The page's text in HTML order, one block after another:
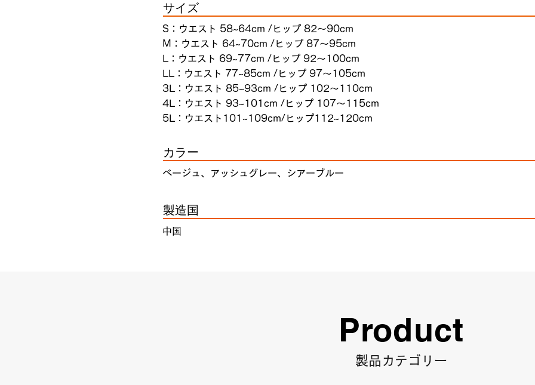
サイズ
S：ウエスト 58~64cm /ヒップ 82～90cm
M：ウエスト 64~70cm /ヒップ 87～95cm
L：ウエスト 69~77cm /ヒップ 92～100cm
LL：ウエスト 77~85cm /ヒップ 97～105cm
3L：ウエスト 85~93cm /ヒップ 102～110cm
4L：ウエスト 93~101cm /ヒップ 107～115cm
5L：ウエスト101~109cm/ヒップ112~120cm
カラー
ベージュ、アッシュグレー、シアーブルー
製造国
中国
Product
製品カテゴリー